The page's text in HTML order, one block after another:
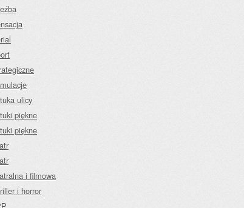
ulicy
piękne
piękne
i filmowa
i horror